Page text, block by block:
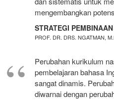
mengembangkan
STRATEGI
PROF. DR. DRS. NGATMAN,
Perubahan kurikulum
pembelajaran bahasa
sangat dinamis.
diwarnai dengan